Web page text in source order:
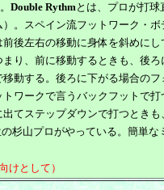
Double Rythmとは、プロが打球
。スペイン流フットワーク・
後左右の移動に身体を斜めに
り、前に移動するときも、後
動する。後ろに下がる場合のフ
ワークで言うバックフットで
てステップダウンで打つとき
杉山プロがやっている。簡単
けとして）